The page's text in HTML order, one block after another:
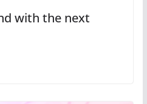
with the next